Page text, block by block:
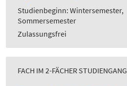
Studienbeginn: Wintersemester,
Sommersemester
Zulassungsfrei
FACH IM 2-FÄCHER STUDIENGANG